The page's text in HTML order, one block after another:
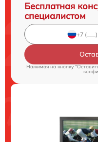
Бесплатная
специалистом
Нажимая на кнопку